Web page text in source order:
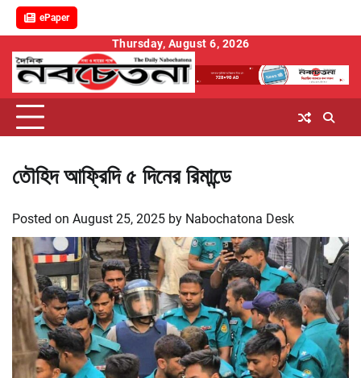
ePaper
content
Thursday, August 6, 2026
তৌহিদ আফ্রিদি ৫ দিনের রিমান্ডে
Posted on August 25, 2025 by Nabochatona Desk